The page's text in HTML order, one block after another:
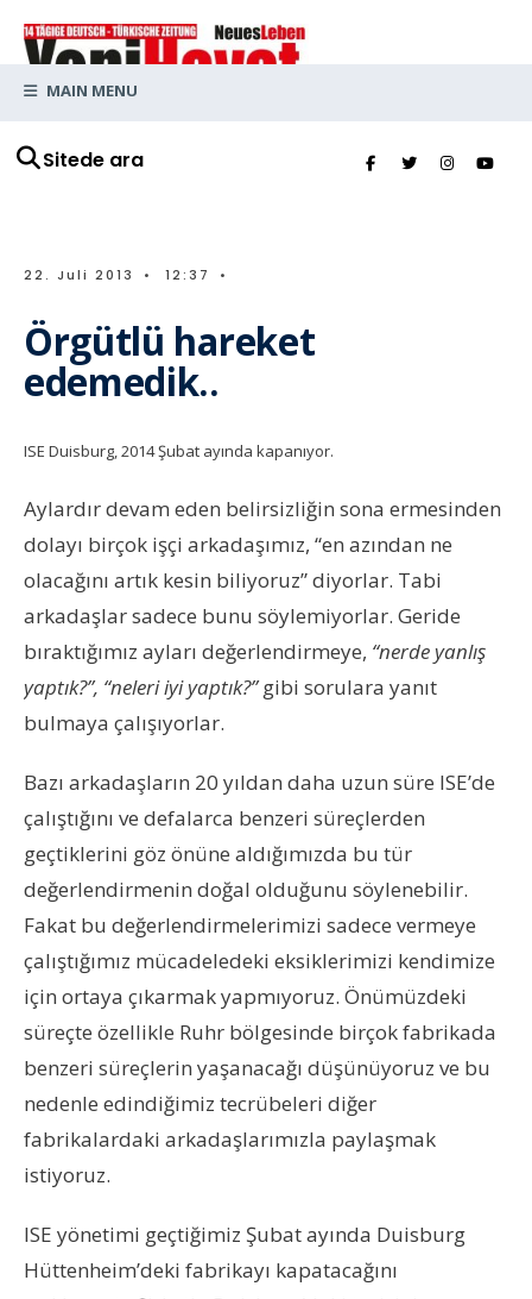
Sitede ara
MAIN MENU
22. Juli 2013 • 12:37 •
Örgütlü hareket
edemedik..
ISE Duisburg, 2014 Şubat ayında kapanıyor.
Aylardır devam eden belirsizliğin sona ermesinden
dolayı birçok işçi arkadaşımız, “en azından ne
olacağını artık kesin biliyoruz” diyorlar. Tabi
arkadaşlar sadece bunu söylemiyorlar. Geride
bıraktığımız ayları değerlendirmeye, “nerde yanlış
yaptık?”, “neleri iyi yaptık?”gibi sorulara yanıt
bulmaya çalışıyorlar.
Bazı arkadaşların 20 yıldan daha uzun süre ISE’de
çalıştığını ve defalarca benzeri süreçlerden
geçtiklerini göz önüne aldığımızda bu tür
değerlendirmenin doğal olduğunu söylenebilir.
Fakat bu değerlendirmelerimizi sadece vermeye
çalıştığımız mücadeledeki eksiklerimizi kendimize
için ortaya çıkarmak yapmıyoruz. Önümüzdeki
süreçte özellikle Ruhr bölgesinde birçok fabrikada
benzeri süreçlerin yaşanacağı düşünüyoruz ve bu
nedenle edindiğimiz tecrübeleri diğer
fabrikalardaki arkadaşlarımızla paylaşmak
istiyoruz.
ISE yönetimi geçtiğimiz Şubat ayında Duisburg
Hüttenheim’deki fabrikayı kapatacağını